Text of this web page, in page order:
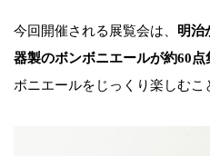
今回開催される展覧会は、 明治
器製のボンボニエールが約60点
ボニエールをじっくり楽しむこ